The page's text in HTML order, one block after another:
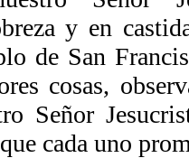
y en
de San
cosas,
Señor
cada uno